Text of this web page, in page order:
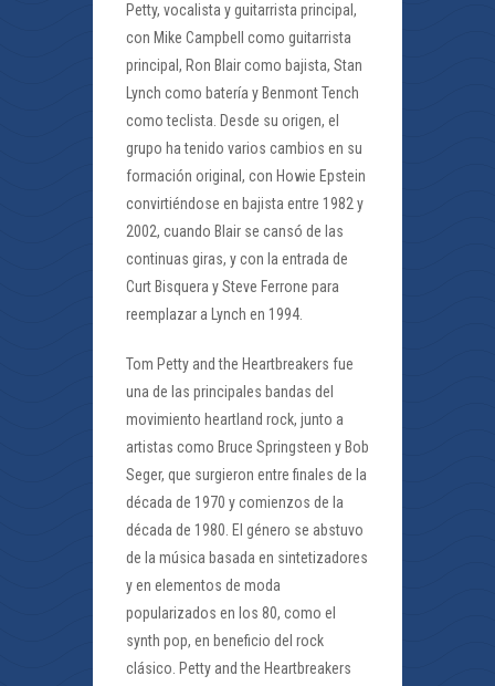
Petty, vocalista y guitarrista principal,
con Mike Campbell como guitarrista
principal, Ron Blair como bajista, Stan
Lynch como batería y Benmont Tench
como teclista. Desde su origen, el
grupo ha tenido varios cambios en su
formación original, con Howie Epstein
convirtiéndose en bajista entre 1982 y
2002, cuando Blair se cansó de las
continuas giras, y con la entrada de
Curt Bisquera y Steve Ferrone para
reemplazar a Lynch en 1994.
Tom Petty and the Heartbreakers fue
una de las principales bandas del
movimiento heartland rock, junto a
artistas como Bruce Springsteen y Bob
Seger, que surgieron entre finales de la
década de 1970 y comienzos de la
década de 1980. El género se abstuvo
de la música basada en sintetizadores
y en elementos de moda
popularizados en los 80, como el
synth pop, en beneficio del rock
clásico. Petty and the Heartbreakers